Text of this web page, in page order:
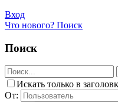
Вход
Что нового? Поиск
Поиск
Искать только в
От: